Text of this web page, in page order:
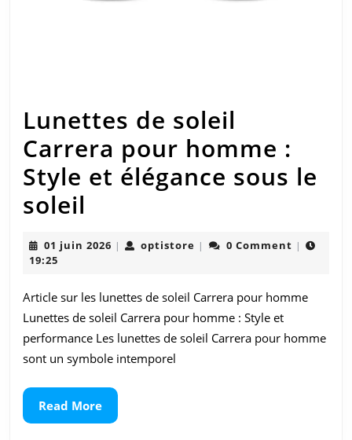
Lunettes de soleil
Carrera pour homme :
Style et élégance sous le
soleil
soleil
Carrera
pour
homme
:
Style
et
01 juin 2026 01| optistore optistore
| 0 Comment |
19:25
Article sur les lunettes de soleil Carrera pour homme
Lunettes de soleil Carrera pour homme : Style et
performance Les lunettes de soleil Carrera pour homme
sont un symbole intemporel
Read MoreRead
More